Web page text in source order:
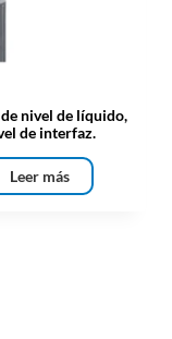
nivel de líquido,
de interfaz.
Leer más